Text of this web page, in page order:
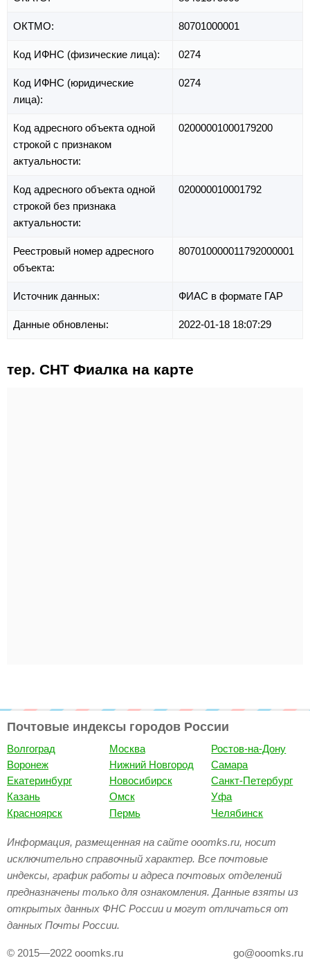
ОКТМО: 80701000001
Код ИФНС (физические лица): 0274
Код ИФНС (юридические
лица):
0274
Код адресного объекта одной
строкой с признаком
актуальности:
02000001000179200
Код адресного объекта одной
строкой без признака
актуальности:
020000010001792
Реестровый номер адресного
объекта:
807010000011792000001
Источник данных: ФИАС в формате ГАР
Данные обновлены: 2022-01-18 18:07:29
тер. СНТ Фиалка на карте
Почтовые индексы городов России
Волгоград
Воронеж
Екатеринбург
Казань
Красноярск
Москва
Нижний Новгород
Новосибирск
Омск
Пермь
Ростов-на-Дону
Самара
Санкт-Петербург
Уфа
Челябинск
Информация, размещенная на сайте ooomks.ru, носит
исключительно справочный характер. Все почтовые
индексы, график работы и адреса почтовых отделений
предназначены только для ознакомления. Данные взяты из
открытых данных ФНС России и могут отличаться от
данных Почты России.
© 2015—2022 ooomks.ru go@ooomks.ru